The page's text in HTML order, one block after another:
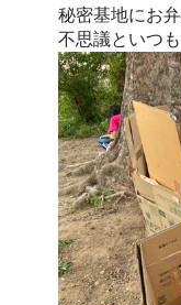
秘密基地にお
不思議といつ